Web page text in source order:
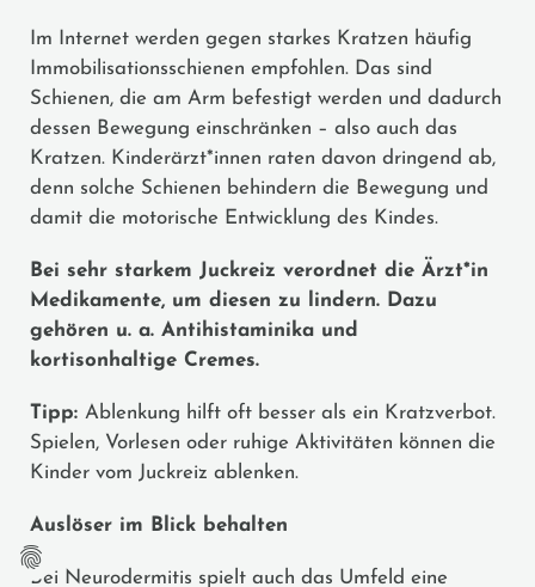
Im Internet werden gegen starkes Kratzen häufig
Immobilisationsschienen empfohlen. Das sind
Schienen, die am Arm befestigt werden und dadurch
dessen Bewegung einschränken – also auch das
Kratzen. Kinderärzt*innen raten davon dringend ab,
denn solche Schienen behindern die Bewegung und
damit die motorische Entwicklung des Kindes.
Bei sehr starkem Juckreiz verordnet die Ärzt*in
Medikamente, um diesen zu lindern. Dazu
gehören u. a. Antihistaminika und
kortisonhaltige Cremes.
Tipp: Ablenkung hilft oft besser als ein Kratzverbot.
Spielen, Vorlesen oder ruhige Aktivitäten können die
Kinder vom Juckreiz ablenken.
Auslöser im Blick behalten
Bei Neurodermitis spielt auch das Umfeld eine